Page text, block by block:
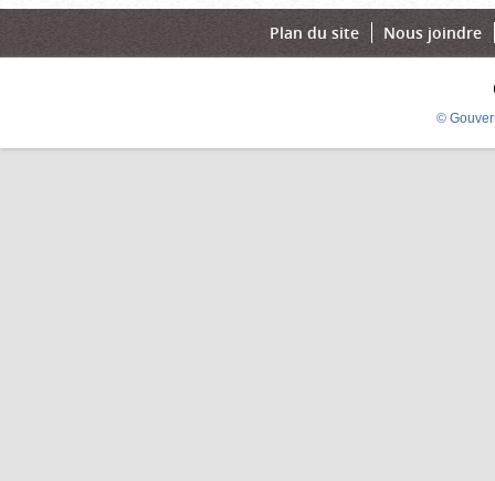
Plan du site Nous joindre
©